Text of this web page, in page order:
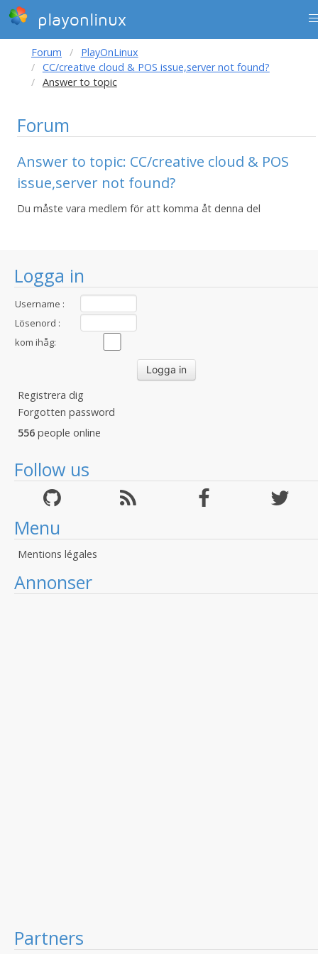
playonlinux
Logga in
Username :
Lösenord :
kom ihåg:
Registrera dig
Forgotten password
556 people online
Follow us
Menu
Mentions légales
Annonser
Partners
Forum
PlayOnLinux
CC/creative cloud & POS issue,server not found?
Answer to topic
Forum
Answer to topic: CC/creative cloud & POS
issue,server not found?
Du måste vara medlem för att komma åt denna del